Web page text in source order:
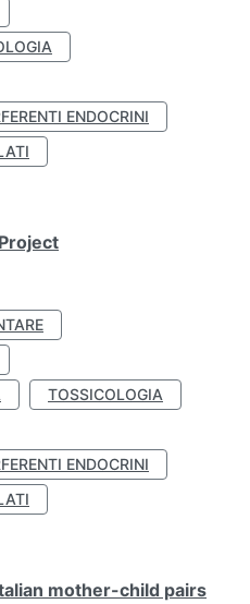
ENDOCRINI
TOSSICOLOGIA
ENDOCRINI
mother-child pairs